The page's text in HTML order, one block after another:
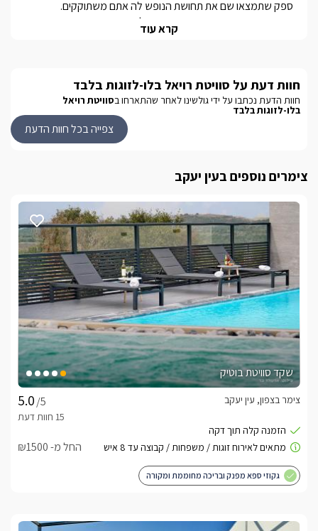
אפשרויות ואטרקציות. עם מסעדות טובות, טיולי ג'יפים, טרקטורונים,
בנוסף במרחק נסיעה קצר תוכלו ליהנות ממרכזי קניות ובילוי, חופי
הסוויטה הפרטית
הסוויטה המבודדת שוכנת במתחם פרטי לחלוטין, בכניסתכם אליה
במרכז הסוויטה ניצבת מיטת קווין סייז העשויה בד קטיפה ורגלי זהב
וזכוכית. היא מוצעת מצעים לבנים ורכים. למולה ניצב סלון ישיבה
עם צמד כורסאות יחיד בגוון כחול רויאל מלכותי ומרשים, ולצידן ספת
שכיבה בגוון כחלחל בהיר. עם טלוויזית LCD המחוברת לכבלי YES
לסוויטה ישנו מטבחון מאובזר בגווני שחור, ובעל עיטורי זהב. עם
לצד המטבחון ניצבת פינת אוכל שקופה במראה מלכותי ואופנתי
לסוויטה הפרטית חצר אינטימית ומגודרת, במרכזה ניצבת בריכת
קרא עוד
חוות דעת על סוויטת רויאל בלו-לזוגות בלבד
חוות הדעת נכתבו על ידי גולשינו לאחר שהתארחו בסוויטת רויאל
בלו-לזוגות בלבד
צפייה בכל חוות הדעת
צימרים נוספים בעין יעקב
שקד סוויטת בוטיק
/5
צימר בצפון, עין יעקב
החל מ- ₪1500
גקוזי ספא מפנק ובריכה מחוממת ומקורה